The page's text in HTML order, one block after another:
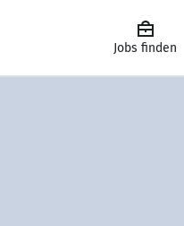
Jobs finden